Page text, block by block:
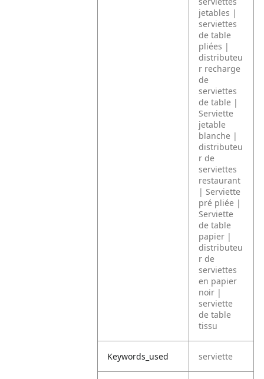
jetables |
serviettes
de table
pliées |
distributeu
r recharge
de
serviettes
de table |
Serviette
jetable
blanche |
distributeu
r de
serviettes
restaurant
| Serviette
pré pliée |
Serviette
de table
papier |
distributeu
r de
serviettes
en papier
noir |
serviette
de table
tissu
Keywords_used serviette